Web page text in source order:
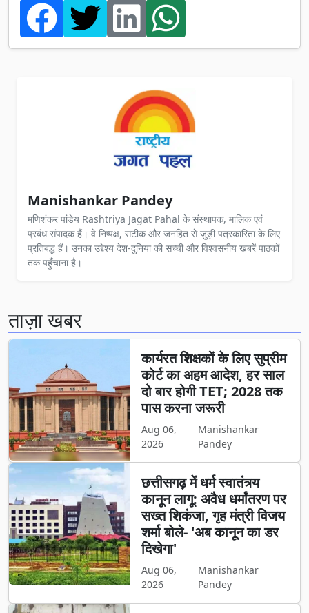
Manishankar Pandey
मणिशंकर पांडेय Rashtriya Jagat Pahal के संस्थापक, मालिक एवं
प्रबंध संपादक हैं। वे निष्पक्ष, सटीक और जनहित से जुड़ी पत्रकारिता के लिए
प्रतिबद्ध हैं। उनका उद्देश्य देश-दुनिया की सच्ची और विश्वसनीय खबरें पाठकों
तक पहुँचाना है।
ताज़ा खबर
कार्यरत शिक्षकों के लिए सुप्रीम
कोर्ट का अहम आदेश, हर साल
दो बार होगी TET; 2028 तक
पास करना जरूरी
Aug 06,
2026
Manishankar
Pandey
छत्तीसगढ़ में धर्म स्वातंत्र्य
कानून लागू: अवैध धर्मांतरण पर
सख्त शिकंजा, गृह मंत्री विजय
शर्मा बोले- 'अब कानून का डर
दिखेगा'
Aug 06,
2026
Manishankar
Pandey